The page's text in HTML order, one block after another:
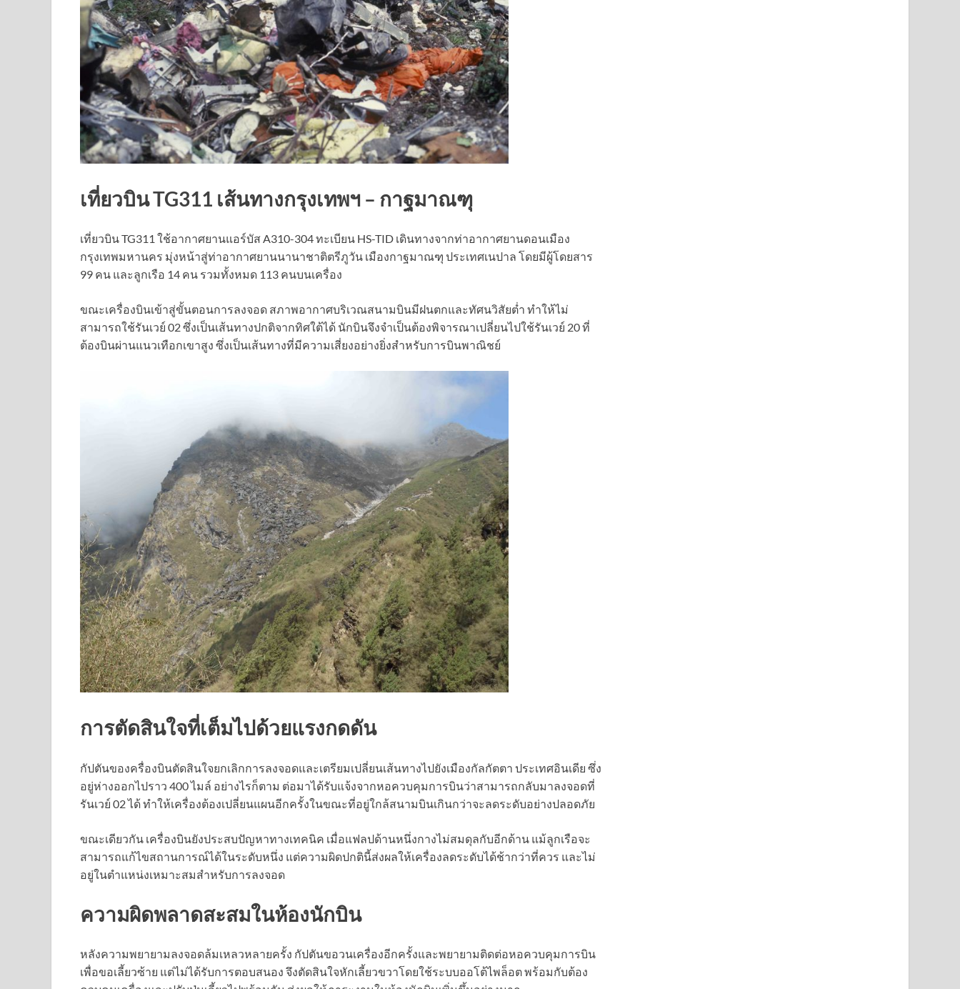
เที่ยวบิน TG311 เส้นทางกรุงเทพฯ – กาฐมาณฑุ
เที่ยวบิน TG311 ใช้อากาศยานแอร์บัส A310-304 ทะเบียน HS-TID เดินทางจากท่าอากาศยานดอนเมือง
กรุงเทพมหานคร มุ่งหน้าสู่ท่าอากาศยานนานาชาติตรีภูวัน เมืองกาฐมาณฑุ ประเทศเนปาล โดยมีผู้โดยสาร
99 คน และลูกเรือ 14 คน รวมทั้งหมด 113 คนบนเครื่อง
ขณะเครื่องบินเข้าสู่ขั้นตอนการลงจอด สภาพอากาศบริเวณสนามบินมีฝนตกและทัศนวิสัยต่ำ ทำให้ไม่
สามารถใช้รันเวย์ 02 ซึ่งเป็นเส้นทางปกติจากทิศใต้ได้ นักบินจึงจำเป็นต้องพิจารณาเปลี่ยนไปใช้รันเวย์ 20 ที่
ต้องบินผ่านแนวเทือกเขาสูง ซึ่งเป็นเส้นทางที่มีความเสี่ยงอย่างยิ่งสำหรับการบินพาณิชย์
การตัดสินใจที่เต็มไปด้วยแรงกดดัน
กัปตันของครื่องบินตัดสินใจยกเลิกการลงจอดและเตรียมเปลี่ยนเส้นทางไปยังเมืองกัลกัตตา ประเทศอินเดีย ซึ่ง
อยู่ห่างออกไปราว 400 ไมล์ อย่างไรก็ตาม ต่อมาได้รับแจ้งจากหอควบคุมการบินว่าสามารถกลับมาลงจอดที่
รันเวย์ 02 ได้ ทำให้เครื่องต้องเปลี่ยนแผนอีกครั้งในขณะที่อยู่ใกล้สนามบินเกินกว่าจะลดระดับอย่างปลอดภัย
ขณะเดียวกัน เครื่องบินยังประสบปัญหาทางเทคนิค เมื่อแฟลปด้านหนึ่งกางไม่สมดุลกับอีกด้าน แม้ลูกเรือจะ
สามารถแก้ไขสถานการณ์ได้ในระดับหนึ่ง แต่ความผิดปกตินี้ส่งผลให้เครื่องลดระดับได้ช้ากว่าที่ควร และไม่
อยู่ในตำแหน่งเหมาะสมสำหรับการลงจอด
ความผิดพลาดสะสมในห้องนักบิน
หลังความพยายามลงจอดล้มเหลวหลายครั้ง กัปตันขอวนเครื่องอีกครั้งและพยายามติดต่อหอควบคุมการบิน
เพื่อขอเลี้ยวซ้าย แต่ไม่ได้รับการตอบสนอง จึงตัดสินใจหักเลี้ยวขวาโดยใช้ระบบออโต้ไพล็อต พร้อมกับต้อง